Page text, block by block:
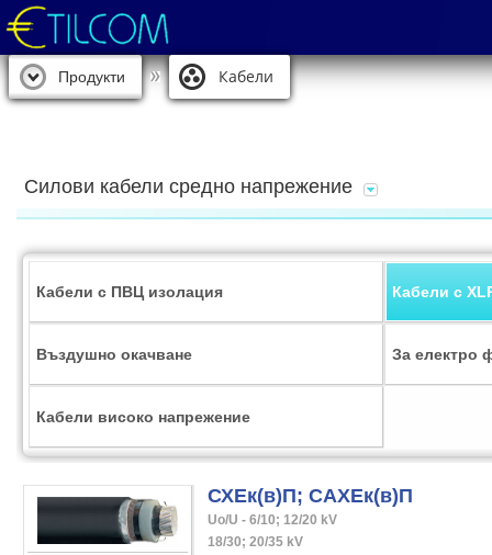
Продукти Кабели
Силови кабели средно напрежение
Кабели с ПВЦ изолация Кабели с
Въздушно окачване За електро
Кабели високо напрежение
СХЕк(в)П; САХЕк(в)П
Uo/U - 6/10; 12/20 kV
18/30; 20/35 kV